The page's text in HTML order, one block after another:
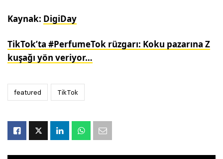
Kaynak: DigiDay
TikTok’ta #PerfumeTok rüzgarı: Koku pazarına Z
kuşağı yön veriyor…
featured TikTok